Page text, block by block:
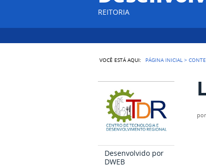
REITORIA
VOCÊ ESTÁ AQUI: PÁGINA INICIAL >
Desenvolvido por
DWEB